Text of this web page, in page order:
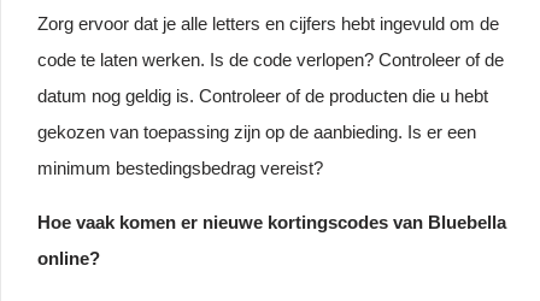
Zorg ervoor dat je alle letters en cijfers hebt ingevuld om de
code te laten werken. Is de code verlopen? Controleer of de
datum nog geldig is. Controleer of de producten die u hebt
gekozen van toepassing zijn op de aanbieding. Is er een
minimum bestedingsbedrag vereist?
Hoe vaak komen er nieuwe kortingscodes van Bluebella
online?